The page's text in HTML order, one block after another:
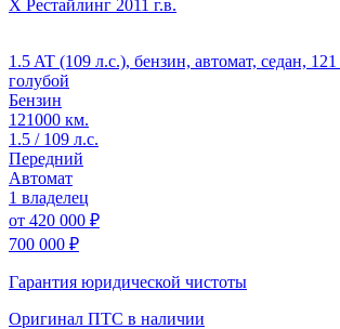
X Рестайлинг 2011 г.в.
1.5 AT (109 л.с.), бензин, автомат, седан,
голубой
Бензин
121000 км.
1.5 / 109 л.с.
Передний
Автомат
1 владелец
от 420 000 ₽
700 000 ₽
Гарантия юридической чистоты
Оригинал ПТС в наличии